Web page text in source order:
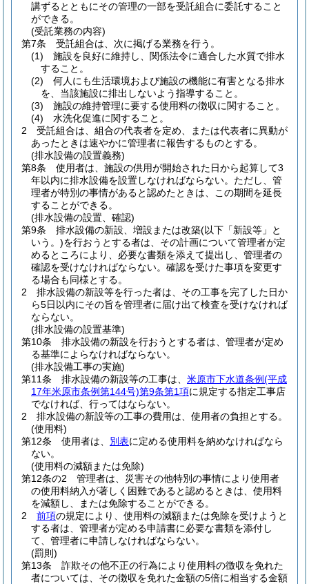
講ずるとともにその管理の一部を受託組合に委託すること
ができる。
(受託業務の内容)
第7条
受託組合は、次に掲げる業務を行う。
(1)
施設を良好に維持し、関係法令に適合した水質で排水
すること。
(2)
何人にも生活環境および施設の機能に有害となる排水
を、当該施設に排出しないよう指導すること。
(3)
施設の維持管理に要する使用料の徴収に関すること。
(4)
水洗化促進に関すること。
2
受託組合は、組合の代表者を定め、または代表者に異動が
あったときは速やかに管理者に報告するものとする。
(排水設備の設置義務)
第8条
使用者は、施設の供用が開始された日から起算して3
年以内に排水設備を設置しなければならない。 ただし、管
理者が特別の事情があると認めたときは、この期間を延長
することができる。
(排水設備の設置、確認)
第9条
排水設備の新設、増設または改築(以下「新設等」と
いう。)を行おうとする者は、その計画について管理者が定
めるところにより、必要な書類を添えて提出し、管理者の
確認を受けなければならない。 確認を受けた事項を変更す
る場合も同様とする。
2
排水設備の新設等を行った者は、その工事を完了した日か
ら5日以内にその旨を管理者に届け出て検査を受けなければ
ならない。
(排水設備の設置基準)
第10条
排水設備の新設を行おうとする者は、管理者が定め
る基準によらなければならない。
(排水設備工事の実施)
第11条
排水設備の新設等の工事は、 米原市下水道条例(平成
17年米原市条例第144号)第9条第1項に規定する指定工事店
でなければ、行ってはならない。
2
排水設備の新設等の工事の費用は、使用者の負担とする。
(使用料)
第12条
使用者は、 別表に定める使用料を納めなければなら
ない。
(使用料の減額または免除)
第12条の2
管理者は、災害その他特別の事情により使用者
の使用料納入が著しく困難であると認めるときは、使用料
を減額し、または免除することができる。
2
前項の規定により、使用料の減額または免除を受けようと
する者は、管理者が定める申請書に必要な書類を添付し
て、管理者に申請しなければならない。
(罰則)
第13条
詐欺その他不正の行為により使用料の徴収を免れた
者については、その徴収を免れた金額の5倍に相当する金額